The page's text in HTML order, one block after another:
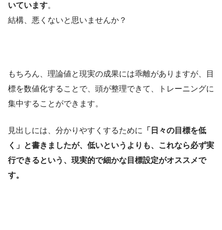
いています。
結構、悪くないと思いませんか？
もちろん、理論値と現実の成果には乖離がありますが、目
標を数値化することで、頭が整理できて、トレーニングに
集中することができます。
見出しには、分かりやすくするために
「日々の目標を低
く」と書きましたが、低いというよりも、これなら必ず実
行できるという、現実的で細かな目標設定がオススメで
す。